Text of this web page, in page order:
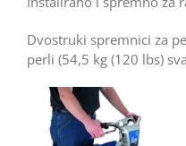
Dvostruki spremnici za
perli (54,5 kg (120 lbs)